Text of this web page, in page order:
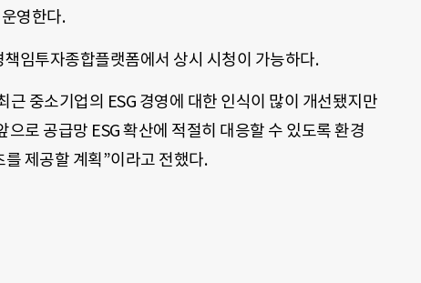
영한다.
임투자종합플랫폼에서 상시 시청이 가능하다.
중소기업의 ESG 경영에 대한 인식이 많이 개선됐지만
로 공급망 ESG 확산에 적절히 대응할 수 있도록 환경
제공할 계획”이라고 전했다.